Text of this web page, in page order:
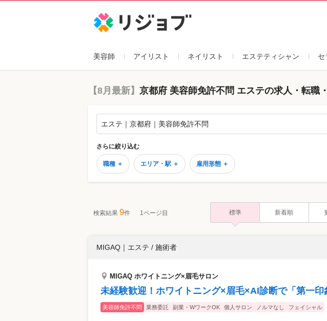
美容師 アイリスト ネイリスト エステティシャン セ
【8月最新】 京都府 美容師免許不問 エステの求人・転職
エステ｜京都府｜美容師免許不問
さらに絞り込む
職種 ＋ エリア・駅 ＋ 雇用形態 ＋
検索結果 9件 1ページ目 標準 新着順
MIGAQ ｜ エステ / 施術者
MIGAQ ホワイトニング×眉毛サロン
未経験歓迎！ホワイトニング×眉毛×AI診断で「第一
美容師免許不問 業務委託 副業・WワークOK 個人サロン ノルマなし フェイシャル